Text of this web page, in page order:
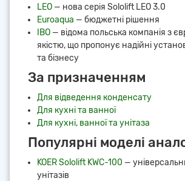
LEO — нова серія Sololift LEO 3.0
Euroaqua — бюджетні рішення
IBO — відома польська компанія з
якістю, що пропонує надійні
та бізнесу
За призначенням
Для відведення конденсату
Для кухні та ванної
Для кухні, ванної та унітаза
Популярні моделі
KOER Sololift KWC-100 —
унітазів